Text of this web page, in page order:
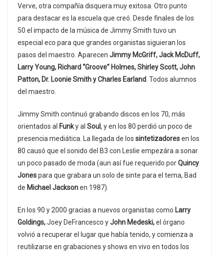
Verve, otra compañía disquera muy exitosa. Otro punto
para destacar es la escuela que creó. Desde finales de los
50 el impacto de la música de Jimmy Smith tuvo un
especial eco para que grandes organistas siguieran los
pasos del maestro. Aparecen Jimmy McGriff, Jack McDuff,
Larry Young, Richard “Groove” Holmes, Shirley Scott, John
Patton, Dr. Loonie Smith y Charles Earland . Todos alumnos
del maestro.
Jimmy Smith continuó grabando discos en los 70, más
orientados al Funky al Soul, y en los 80 perdió un poco de
presencia mediática. La llegada de los sintetizadoresen los
80 causó que el sonido del B3 con Leslie empezára a sonar
un poco pasado de moda (aun así fue requerido porQuincy
Jonespara que grabara un solo de sinte para el tema, Bad
de Michael Jacksonen 1987).
En los 90 y 2000 gracias a nuevos organistas como Larry
Goldings,Joey DeFrancesco yJohn Medeski,el órgano
volvió a recuperar el lugar que había tenido, y comienza a
reutilizarse en grabaciones y shows en vivo en todos los